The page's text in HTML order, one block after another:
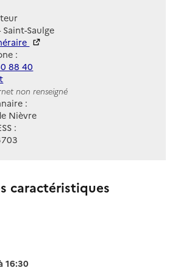
Saulge
:
88 40
non renseigné
:
Nièvre
:
caractéristiques
16:30